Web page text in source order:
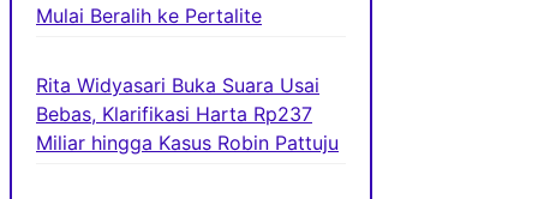
Mulai Beralih ke Pertalite
Rita Widyasari Buka Suara Usai
Bebas, Klarifikasi Harta Rp237
Miliar hingga Kasus Robin Pattuju